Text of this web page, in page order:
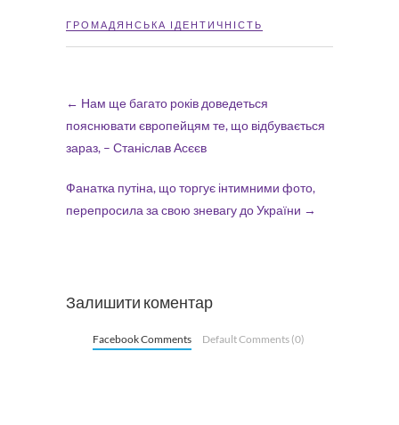
ГРОМАДЯНСЬКА ІДЕНТИЧНІСТЬ
← Нам ще багато років доведеться
пояснювати європейцям те, що відбувається
зараз, – Станіслав Асєєв
Фанатка путіна, що торгує інтимними фото,
перепросила за свою зневагу до України →
Залишити коментар
Facebook Comments Default Comments (0)